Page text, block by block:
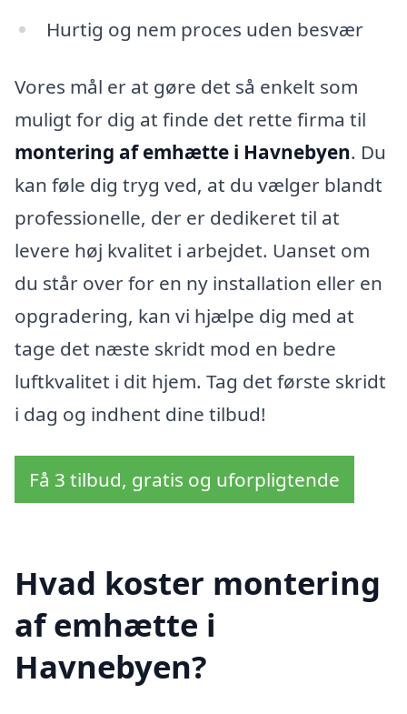
Hurtig og nem proces uden besvær
Vores mål er at gøre det så enkelt som
muligt for dig at finde det rette firma til
montering af emhætte i Havnebyen. Du
kan føle dig tryg ved, at du vælger blandt
professionelle, der er dedikeret til at
levere høj kvalitet i arbejdet. Uanset om
du står over for en ny installation eller en
opgradering, kan vi hjælpe dig med at
tage det næste skridt mod en bedre
luftkvalitet i dit hjem. Tag det første skridt
i dag og indhent dine tilbud!
Få 3 tilbud, gratis og uforpligtende
Hvad koster montering
af emhætte i
Havnebyen?